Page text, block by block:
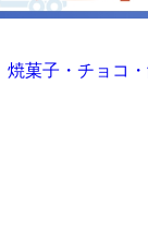
焼菓子・チョコ